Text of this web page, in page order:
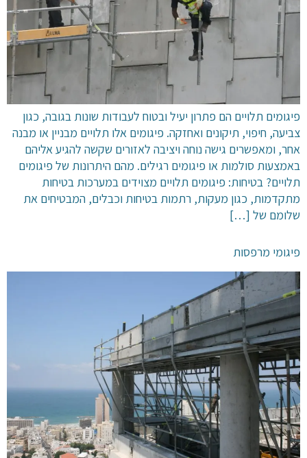
פיגומים תלויים הם פתרון יעיל ובטוח לעבודות שונות בגובה, כגון
צביעה, חיפוי, תיקונים ואחזקה. פיגומים אלו תלויים מבניין או מבנה
אחר, ומאפשרים גישה נוחה ויציבה לאזורים שקשה להגיע אליהם
באמצעות סולמות או פיגומים רגילים. מהם היתרונות של פיגומים
תלויים? בטיחות: פיגומים תלויים מצוידים במערכות בטיחות
מתקדמות, כגון מעקות, רתמות בטיחות וכבלים, המבטיחים את
שלומם של […]
פיגומי מרפסות